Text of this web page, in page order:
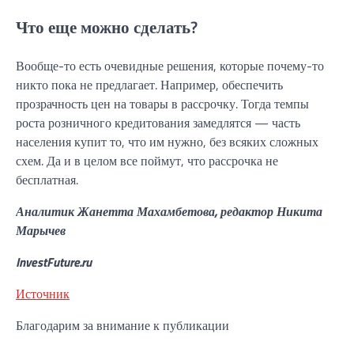
Что еще можно сделать?
Вообще-то есть очевидные решения, которые почему-то
никто пока не предлагает. Например, обеспечить
прозрачность цен на товары в рассрочку. Тогда темпы
роста розничного кредитования замедлятся — часть
населения купит то, что им нужно, без всяких сложных
схем. Да и в целом все поймут, что рассрочка не
бесплатная.
Аналитик Жанетта Махамбетова, редактор Никита
Марычев
InvestFuture.ru
Источник
Благодарим за внимание к публикации